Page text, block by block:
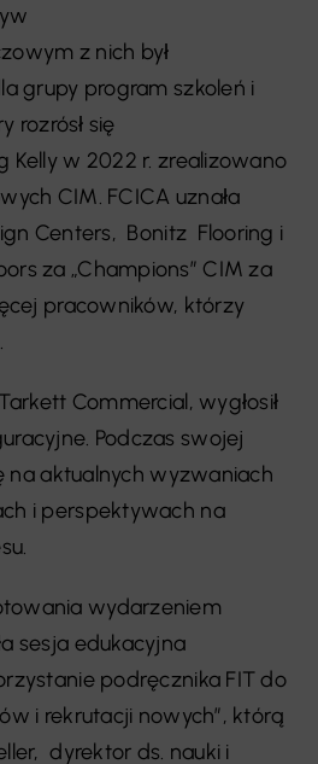
z nich był
grupy program szkoleń i
rozrósł się
Kelly w 2022 r. zrealizowano
CIM. FCICA uznała
Centers, Bonitz Flooring i
za „Champions” CIM za
pracowników, którzy
Commercial, wygłosił
Podczas swojej
na aktualnych wyzwaniach
i perspektywach na
wydarzeniem
sesja edukacyjna
podręcznika FIT do
i rekrutacji nowych”, którą
dyrektor ds. nauki i